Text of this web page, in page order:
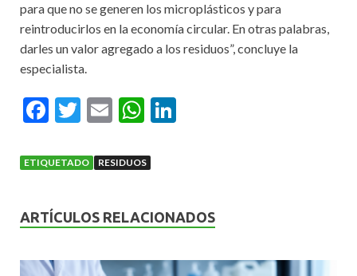
para que no se generen los microplásticos y para
reintroducirlos en la economía circular. En otras palabras,
darles un valor agregado a los residuos”, concluye la
especialista.
F
e
o
o
k
T
itt
E
ai
W
at
A
p
p
n
ETIQUETADO RESIDUOS
ARTÍCULOS RELACIONADOS